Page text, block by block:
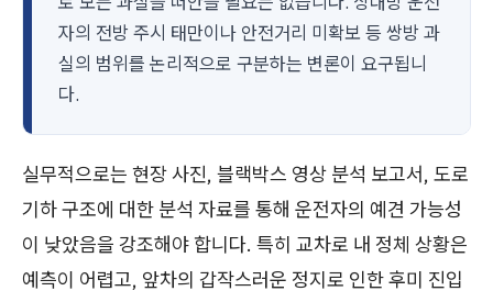
자의 전방 주시 태만이나 안전거리 미확보 등 쌍방 과
실의 범위를 논리적으로 구분하는 변론이 요구됩니
다.
실무적으로는 현장 사진, 블랙박스 영상 분석 보고서, 도로
기하 구조에 대한 분석 자료를 통해 운전자의 예견 가능성
이 낮았음을 강조해야 합니다. 특히 교차로 내 정체 상황은
예측이 어렵고, 앞차의 갑작스러운 정지로 인한 후미 진입